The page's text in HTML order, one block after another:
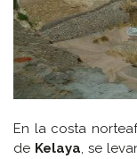
En la costa
de Kelaya, se